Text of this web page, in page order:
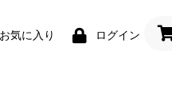
気に入り ログイン